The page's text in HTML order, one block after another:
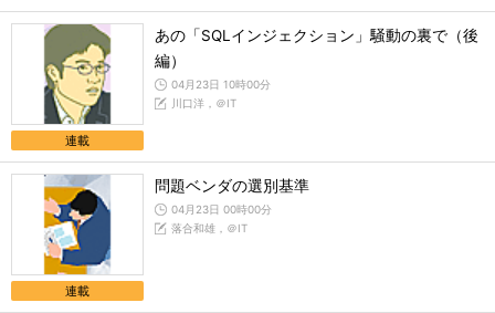
連載
あの「SQLインジェクション」騒動の裏で（後
編）
04月23日 10時00分
川口洋，＠IT
連載
問題ベンダの選別基準
04月23日 00時00分
落合和雄，＠IT